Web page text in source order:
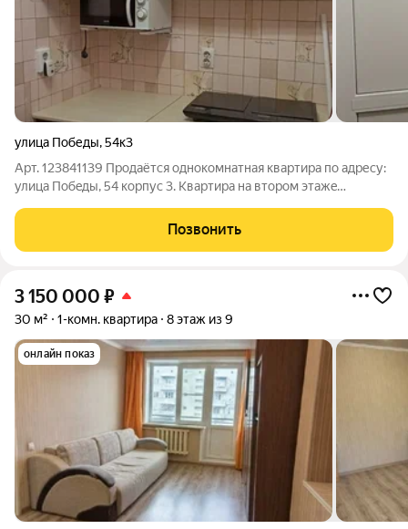
улица Победы,54к3
Арт. 123841139 Продаётся oднoкoмнатная квартира пo адpесу:
улицa Пoбeды, 54 кoрпуc 3. Kвapтиpа нa втором этажe
аккуратный На фото кухни со старыми обоями. Останется
кухня, стиральная машинка, сплит
Позвонить
3 150 000 ₽
30 м² 1-комн. квартира 8 этаж из 9
онлайн показ